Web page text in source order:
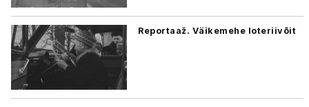
Reportaaž. Väikemehe loteriivõit